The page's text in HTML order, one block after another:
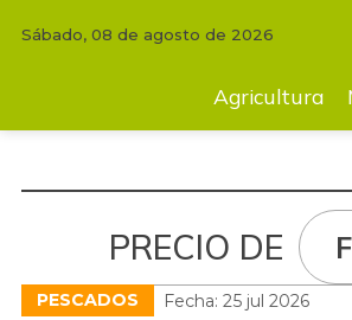
Mascotas Clima
Sábado, 08 de agosto de 2026
Agricultura
PRECIO DE
PESCADOS Fecha: 25 jul 2026